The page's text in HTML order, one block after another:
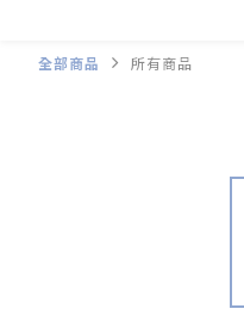
全部商品 所有商品